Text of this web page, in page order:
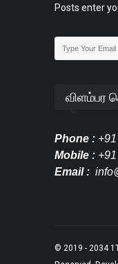
Posts enter
விளம்பர
Phone : +91
Mobile : +91
Email :
© 2019 - 2034